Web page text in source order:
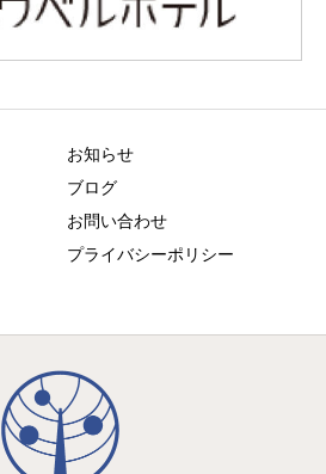
お知らせ
ブログ
お問い合わせ
プライバシーポリシー